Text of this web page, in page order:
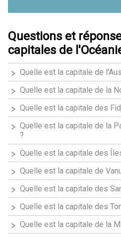
Questions et
capitales de
Quelle est la capitale de
Quelle est la capitale de la
Quelle est la capitale des
Quelle est la capitale de la
?
Quelle est la capitale des
Quelle est la capitale de
Quelle est la capitale des
Quelle est la capitale des
Quelle est la capitale de la